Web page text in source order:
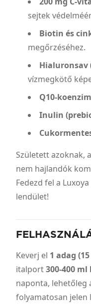
sejtek
Biotin és
megőrzéséhez.
vízmegkötő
Q10-
Inulin
Született azoknak,
nem hajlandók
Fedezd fel a
lendület!
Keverj el 1 adag
italport300-400
naponta, lehetőleg
folyamatosan jelen